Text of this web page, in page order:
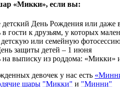
«Микки», если вы:
детский День Рождения или
в гости к друзьям, у которых
детскую или семейную
защиты детей – 1 июня
на выписку из роддома: «Микки»
девочек у нас есть
шары "Микки" и "Минни"